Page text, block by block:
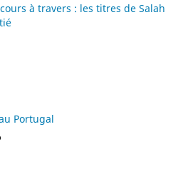
à travers : les titres de Salah
Portugal